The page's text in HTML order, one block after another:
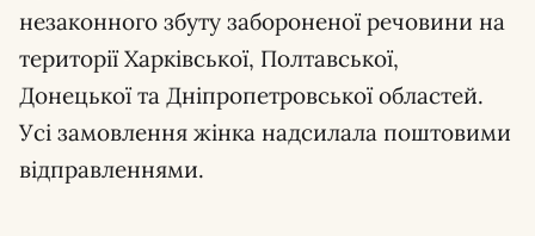
незаконного збуту забороненої речовини на
території Харківської, Полтавської,
Донецької та Дніпропетровської областей.
Усі замовлення жінка надсилала поштовими
відправленнями.